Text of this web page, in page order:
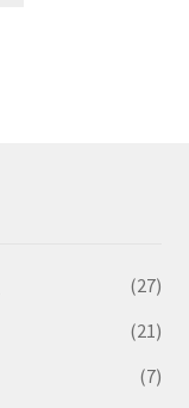
(27)
(21)
(7)